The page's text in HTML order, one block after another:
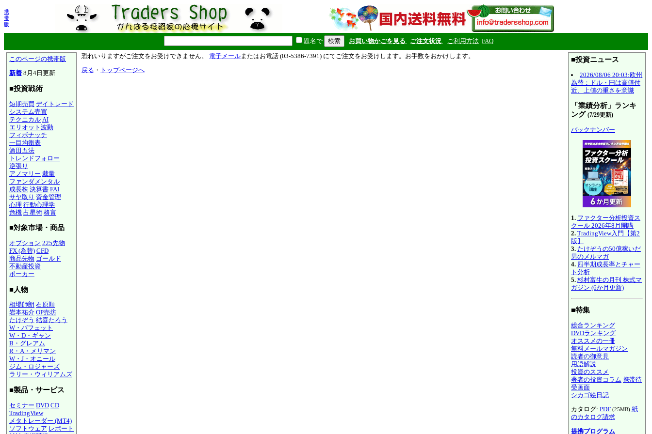
携
帯
版
題名で お買い物かごを見る ご注文状況 ご利用方法 FAQ
このページの携帯版
新着 8月4日更新
■投資戦術
短期売買 デイトレード
システム売買
テクニカル AI
エリオット波動
フィボナッチ
一目均衡表
酒田五法
トレンドフォロー
逆張り
アノマリー 裁量
ファンダメンタル
成長株 決算書 FAI
サヤ取り 資金管理
心理 行動心理学
危機 占星術 格言
■対象市場・商品
オプション 225先物
FX (為替) CFD
商品先物 ゴールド
不動産投資
ポーカー
■人物
相場師朗 石原順
岩本祐介 OP売坊
たけぞう 結喜たろう
W・バフェット
W・D・ギャン
B・グレアム
R・A・メリマン
W・J・オニール
ジム・ロジャーズ
ラリー・ウィリアムズ
■製品・サービス
セミナー DVD CD
TradingView
メタトレーダー (MT4)
ソフトウェア レポート
恐れいりますがご注文をお受けできません。 電子メールまたはお電話 (03-5386-7391) にてご注文をお受けします。お手数をおかけします。
戻る ・ トップページへ
■投資ニュース
2026/08/06 20:03:欧州
為替：ドル・円は高値付
近、上値の重さを意識
「業績分析」ランキ
ング (7/29更新)
バックナンバー
1. ファクター分析投資ス
クール 2026年8月開講
2. TradingView入門【第2
版】
3. たけぞうの50億稼いだ
男のメルマガ
4. 四半期成長率とチャー
ト分析
5. 杉村富生の月刊 株式マ
ガジン (6か月更新)
■特集
総合ランキング
DVDランキング
オススメの一冊
無料メールマガジン
読者の御意見
用語解説
投資のススメ
著者の投資コラム 携帯待
受画面
シカゴ絵日記
カタログ: PDF (25MB) 紙
のカタログ請求
提携プログラム